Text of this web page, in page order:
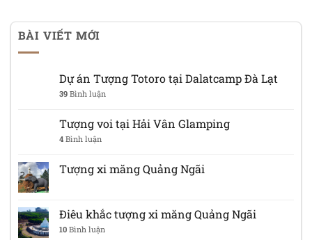
BÀI VIẾT MỚI
Dự án Tượng Totoro tại Dalatcamp Đà Lạt
39Bình luận
Tượng voi tại Hải Vân Glamping
4Bình luận
Tượng xi măng Quảng Ngãi
Điêu khắc tượng xi măng Quảng Ngãi
10Bình luận